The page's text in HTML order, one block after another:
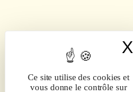
Ce site utilise des cookies et
vous donne le contrôle sur
X